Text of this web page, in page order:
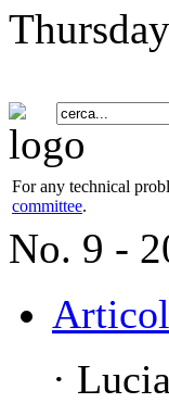
For any technical
committee.
No. 9 -
·